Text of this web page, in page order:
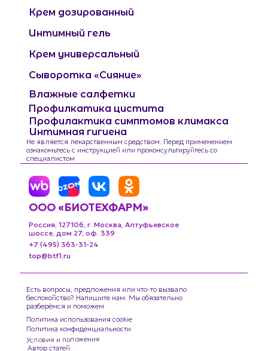
Крем дозированный
Интимный гель
Влажные салфетки
Профилкатика цистита
Профилактика симптомов климакса
Интимная гигиена
Крем универсальный
Сыворотка «Сияние»
Не является лекарственным средством. Перед применением
ознакомьтесь с инструкцией или проконсультируйтесь со
специалистом
Есть вопросы, предложения или что-то вызвало
беспокойство? Напишите нам. Мы обязательно
разберёмся и поможем
Россия, 127106, г. Москва, Алтуфьевское
шоссе, дом 27, оф. 339
+7 (495) 363-31-24
top@btf1.ru
Политика использования cookie
Политика конфиденциальности
Автор статей
Условия и положения
ООО «БИОТЕХФАРМ»